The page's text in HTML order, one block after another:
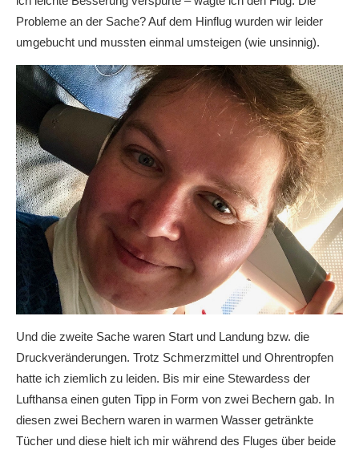
Probleme an der Sache? Auf dem Hinflug wurden wir leider
umgebucht und mussten einmal umsteigen (wie unsinnig).
Und die zweite Sache waren Start und Landung bzw. die
Druckveränderungen. Trotz Schmerzmittel und Ohrentropfen
hatte ich ziemlich zu leiden. Bis mir eine Stewardess der
Lufthansa einen guten Tipp in Form von zwei Bechern gab. In
diesen zwei Bechern waren in warmen Wasser getränkte
Tücher und diese hielt ich mir während des Fluges über beide